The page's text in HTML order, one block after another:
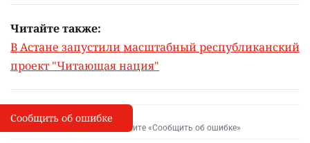
Читайте также:
В Астане запустили масштабный республиканский
проект "Читающая нация"
I
Сообщить об опечатке
Выделите фрагмент и нажмите «Сообщить об ошибке»
Сообщить об ошибке